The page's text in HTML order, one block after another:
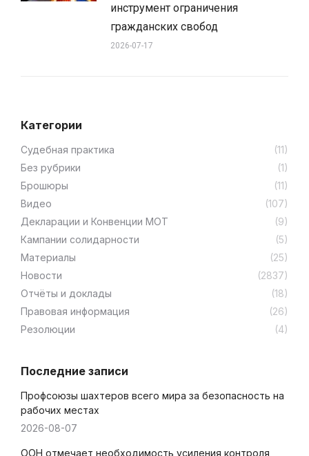
инструмент ограничения
гражданских свобод
2026-07-17
Категории
Cудебная практика
(11)
Без рубрики
(1)
Брошюры
(11)
Видео
(107)
Декларации и Конвенции МОТ
(9)
Кампании солидарности
(5)
Материалы
(25)
Новости
(2837)
Отчёты и доклады
(18)
Правовая информация
(26)
Резолюции
(4)
Последние записи
Профсоюзы шахтеров всего мира за безопасность на
рабочих местах
2026-08-07
ООН отмечает необходимость усиления контроля